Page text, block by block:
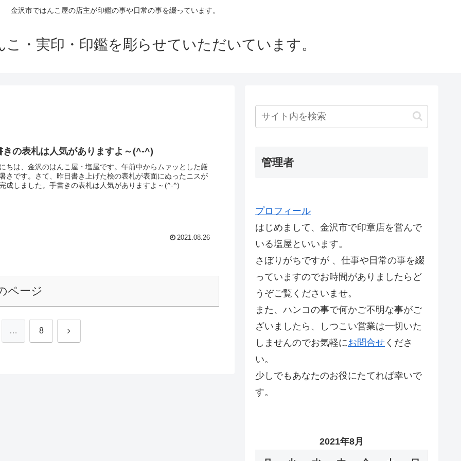
金沢市ではんこ屋の店主が印鑑の事や日常の事を綴っています。
こ・実印・印鑑を彫らせていただいています。
きの表札は人気がありますよ～(^-^)
ちは、金沢のはんこ屋・塩屋です。午前中からムァッとした厳
さです。さて、昨日書き上げた桧の表札が表面にぬったニスが
成しました。手書きの表札は人気がありますよ～(^-^)
2021.08.26
ページ
… 8 次
管理者
プロフィール
はじめまして、金沢市で印章店を営んで
いる塩屋といいます。
さぼりがちですが 、仕事や日常の事を綴
っていますのでお時間がありましたらど
うぞご覧くださいませ。
また、ハンコの事で何かご不明な事がご
ざいましたら、しつこい営業は一切いた
しませんのでお気軽にお問合せ くださ
い。
少しでもあなたのお役にたてれば幸いで
す。
2021年8月